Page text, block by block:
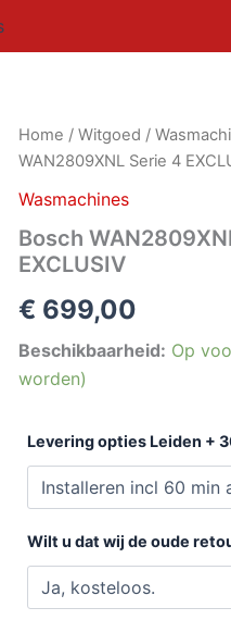
Home / Witgoed /
WAN2809XNL Serie 4
Wasmachines
Bosch
EXCLUSIV
€ 699,00
Beschikbaarheid: Op
worden)
Levering opties Leiden +
Wilt u dat wij de oude
Bosch
WAN2809XNL
4
aantal